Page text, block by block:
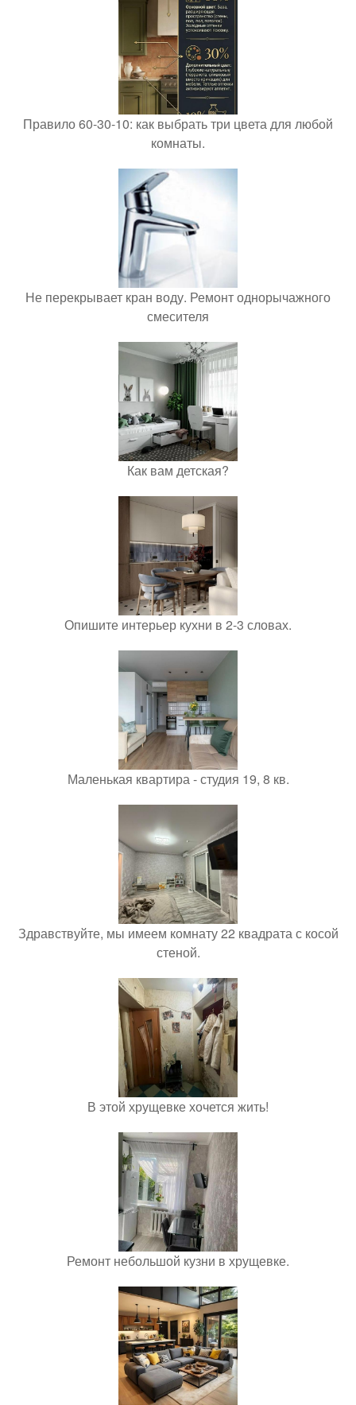
Правило 60-30-10: как выбрать три цвета для любой
комнаты.
Не перекрывает кран воду. Ремонт однорычажного
смесителя
Как вам детская?
Опишите интерьер кухни в 2-3 словах.
Маленькая квартира - студия 19, 8 кв.
Здравствуйте, мы имеем комнату 22 квадрата с косой
стеной.
В этой хрущевке хочется жить!
Ремонт небольшой кузни в хрущевке.